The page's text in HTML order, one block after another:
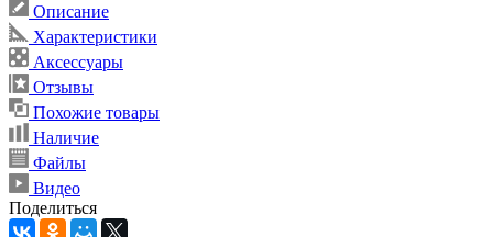
Описание
Характеристики
Аксессуары
Отзывы
Похожие товары
Наличие
Файлы
Видео
Поделиться